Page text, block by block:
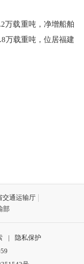
万载重吨， 净增船舶
万载重吨，位居福建
交通运输厅
部
|
隐私保护